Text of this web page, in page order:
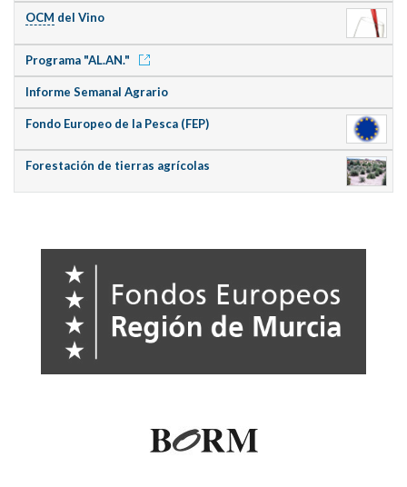
OCM del Vino
Programa "AL.AN."
Informe Semanal Agrario
Fondo Europeo de la Pesca (FEP)
Forestación de tierras agrícolas